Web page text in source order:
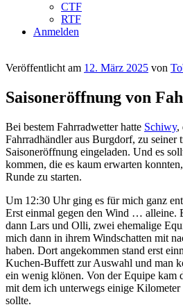
CTF
RTF
Anmelden
Veröffentlicht am 12. März 2025 von
Saisoneröffnung von
Bei bestem Fahrradwetter hatte Schiwy,
Fahrradhändler aus Burgdorf, zu seiner
Saisoneröffnung eingeladen. Und es
kommen, die es kaum erwarten
Runde zu starten.
Um 12:30 Uhr ging es für mich ganz
Erst einmal gegen den Wind … alleine.
dann Lars und Olli, zwei ehemalige
mich dann in ihrem Windschatten mit
haben. Dort angekommen stand erst
Kuchen-Buffett zur Auswahl und man
ein wenig klönen. Von der Equipe kam
mit dem ich unterwegs einige
sollte.